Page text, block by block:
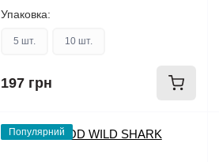
Упаковка:
5 шт. 10 шт.
197 грн
Популярний